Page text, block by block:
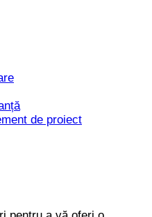
de proiect